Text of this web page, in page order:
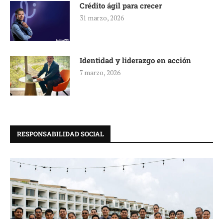
Crédito ágil para crecer
31 marzo, 2026
Identidad y liderazgo en acción
7 marzo, 2026
RESPONSABILIDAD SOCIAL